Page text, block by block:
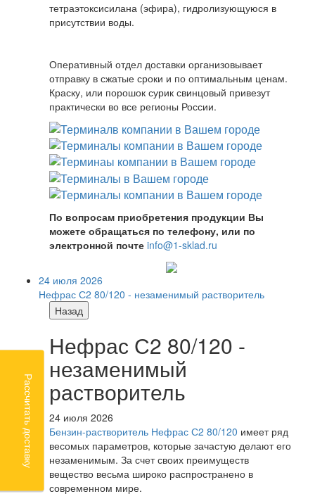
тетраэтоксисилана (эфира), гидролизующуюся в
присутствии воды.
Оперативный отдел доставки организовывает
отправку в сжатые сроки и по оптимальным ценам.
Краску, или порошок сурик свинцовый привезут
практически во все регионы России.
По вопросам приобретения продукции Вы
можете обращаться по телефону, или по
электронной почте info@1-sklad.ru
24 июля 2026
Нефрас С2 80/120 - незаменимый растворитель
Назад
Нефрас С2 80/120 -
незаменимый
растворитель
24 июля 2026
Бензин-растворитель Нефрас С2 80/120 имеет ряд
весомых параметров, которые зачастую делают его
незаменимым. За счет своих преимуществ
вещество весьма широко распространено в
современном мире.
Рассчитать доставку